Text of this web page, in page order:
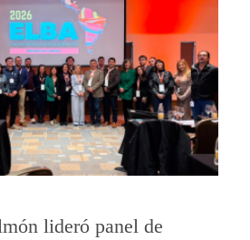
lideró panel de